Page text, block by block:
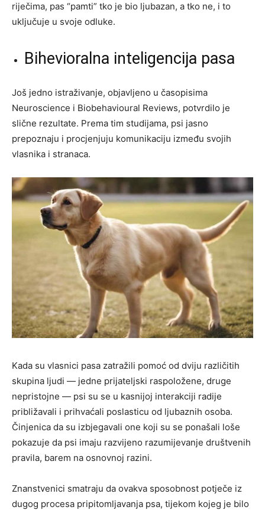
riječima, pas “pamti” tko je bio ljubazan, a tko ne, i to
uključuje u svoje odluke.
Bihevioralna inteligencija pasa
Još jedno istraživanje, objavljeno u časopisima
Neuroscience i Biobehavioural Reviews, potvrdilo je
slične rezultate. Prema tim studijama, psi jasno
prepoznaju i procjenjuju komunikaciju između svojih
vlasnika i stranaca.
Kada su vlasnici pasa zatražili pomoć od dviju različitih
skupina ljudi — jedne prijateljski raspoložene, druge
nepristojne — psi su se u kasnijoj interakciji radije
približavali i prihvaćali poslasticu od ljubaznih osoba.
Činjenica da su izbjegavali one koji su se ponašali loše
pokazuje da psi imaju razvijeno razumijevanje društvenih
pravila, barem na osnovnoj razini.
Znanstvenici smatraju da ovakva sposobnost potječe iz
dugog procesa pripitomljavanja psa, tijekom kojeg je bilo